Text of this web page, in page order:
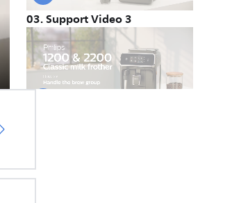
03.Support Video 3